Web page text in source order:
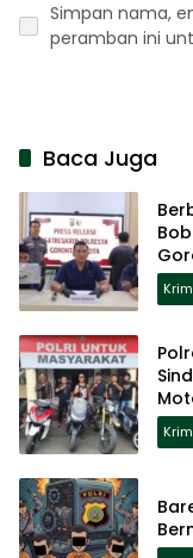
Simpan nama,
peramban ini
Baca Juga